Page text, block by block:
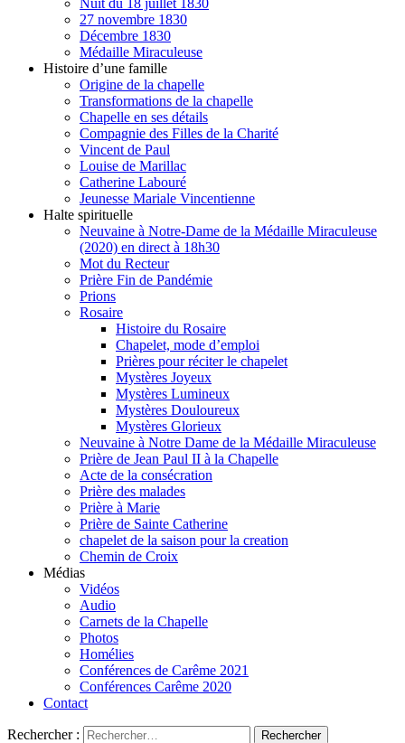
27 novembre 1830
Décembre 1830
Médaille Miraculeuse
Histoire d’une famille
Origine de la chapelle
Transformations de la chapelle
Chapelle en ses détails
Compagnie des Filles de la Charité
Vincent de Paul
Louise de Marillac
Catherine Labouré
Jeunesse Mariale Vincentienne
Halte spirituelle
Neuvaine à Notre-Dame de la Médaille Miraculeuse
(2020) en direct à 18h30
Mot du Recteur
Prière Fin de Pandémie
Prions
Rosaire
Histoire du Rosaire
Chapelet, mode d’emploi
Prières pour réciter le chapelet
Mystères Joyeux
Mystères Lumineux
Mystères Douloureux
Mystères Glorieux
Neuvaine à Notre Dame de la Médaille Miraculeuse
Prière de Jean Paul II à la Chapelle
Acte de la consécration
Prière des malades
Prière à Marie
Prière de Sainte Catherine
chapelet de la saison pour la creation
Chemin de Croix
Médias
Vidéos
Audio
Carnets de la Chapelle
Photos
Homélies
Conférences de Carême 2021
Conférences Carême 2020
Contact
Rechercher :